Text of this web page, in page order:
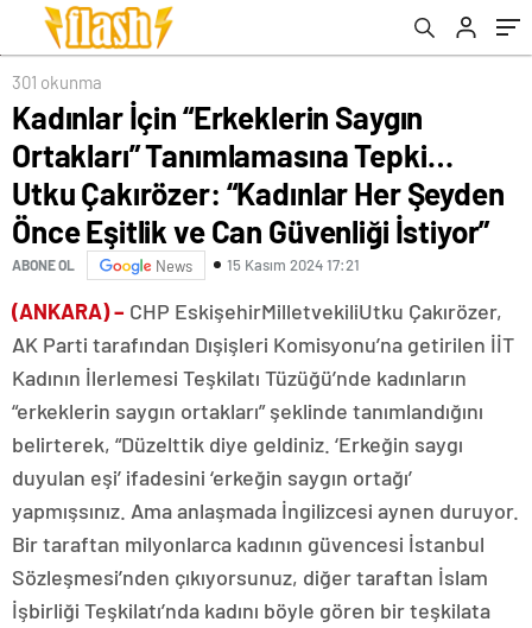
“Kadınlar Her Şeyden Önce Eşitlik ve Can
Güvenliği İstiyor”
301 okunma
Kadınlar İçin “Erkeklerin Saygın
Ortakları” Tanımlamasına Tepki…
Utku Çakırözer: “Kadınlar Her Şeyden
Önce Eşitlik ve Can Güvenliği İstiyor”
ABONE OL News 15 Kasım 2024 17:21
(ANKARA) – CHP EskişehirMilletvekiliUtku Çakırözer,
AK Parti tarafından Dışişleri Komisyonu’na getirilen İİT
Kadının İlerlemesi Teşkilatı Tüzüğü’nde kadınların
“erkeklerin saygın ortakları” şeklinde tanımlandığını
belirterek, “Düzelttik diye geldiniz. ‘Erkeğin saygı
duyulan eşi’ ifadesini ‘erkeğin saygın ortağı’
yapmışsınız. Ama anlaşmada İngilizcesi aynen duruyor.
Bir taraftan milyonlarca kadının güvencesi İstanbul
Sözleşmesi’nden çıkıyorsunuz, diğer taraftan İslam
İşbirliği Teşkilatı’nda kadını böyle gören bir teşkilata